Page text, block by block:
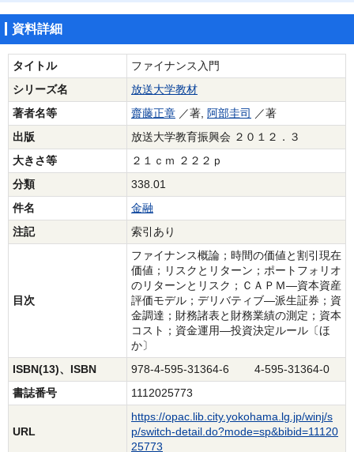
資料詳細
タイトル
ファイナンス入門
シリーズ名
放送大学教材
著者名等
齋藤正章 ／著, 阿部圭司
／著
出版
放送大学教育振興会 ２０１２．３
大きさ等
２１ｃｍ ２２２ｐ
分類
338.01
件名
金融
注記
索引あり
目次
ファイナンス概論；時間の価値と割引現在
価値；リスクとリターン；ポートフォリオ
のリターンとリスク；ＣＡＰＭ―資本資産
評価モデル；デリバティブ―派生証券；資
金調達；財務諸表と財務業績の測定；資本
コスト；資金運用―投資決定ルール〔ほ
か〕
ISBN(13)、ISBN
978-4-595-31364-6 4-595-31364-0
書誌番号
1112025773
URL
https://opac.lib.city.yokohama.lg.jp/winj/s
p/switch-detail.do?mode=sp&bibid=11120
25773